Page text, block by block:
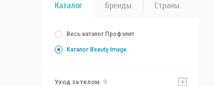
Каталог Бренды Страны
Весь каталог Профэлит
Каталог Beauty Image
Уход за телом 9